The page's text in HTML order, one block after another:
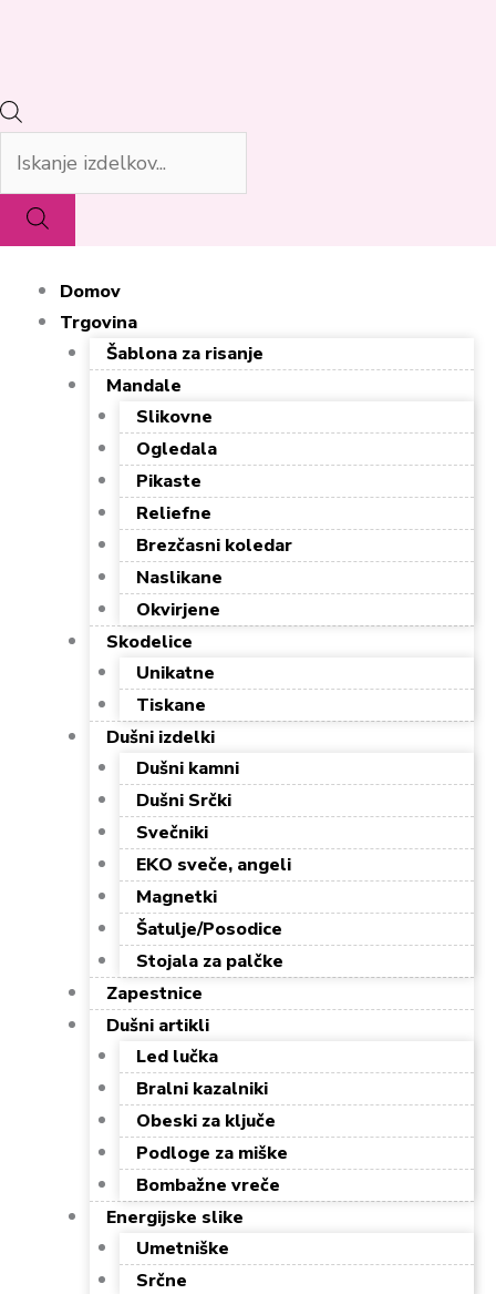
Domov
Trgovina
Šablona za risanje
Mandale
Slikovne
Ogledala
Pikaste
Reliefne
Brezčasni koledar
Naslikane
Okvirjene
Skodelice
Unikatne
Tiskane
Dušni izdelki
Dušni kamni
Dušni Srčki
Svečniki
EKO sveče, angeli
Magnetki
Šatulje/Posodice
Stojala za palčke
Zapestnice
Dušni artikli
Led lučka
Bralni kazalniki
Obeski za ključe
Podloge za miške
Bombažne vreče
Energijske slike
Umetniške
Srčne